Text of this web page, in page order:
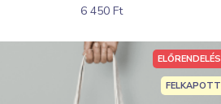
6 450 Ft
FELKAPOTT
ELŐRENDELÉS